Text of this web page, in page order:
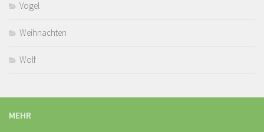
Vogel
Weihnachten
Wolf
MEHR